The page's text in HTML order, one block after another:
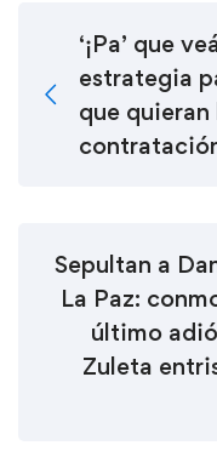
‘¡Pa’ que
estrategia
que quieran
Sepultan a
La Paz:
último
Zuleta